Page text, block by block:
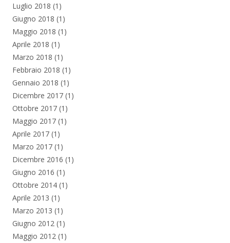
Luglio 2018 (1)
Giugno 2018 (1)
Maggio 2018 (1)
Aprile 2018 (1)
Marzo 2018 (1)
Febbraio 2018 (1)
Gennaio 2018 (1)
Dicembre 2017 (1)
Ottobre 2017 (1)
Maggio 2017 (1)
Aprile 2017 (1)
Marzo 2017 (1)
Dicembre 2016 (1)
Giugno 2016 (1)
Ottobre 2014 (1)
Aprile 2013 (1)
Marzo 2013 (1)
Giugno 2012 (1)
Maggio 2012 (1)